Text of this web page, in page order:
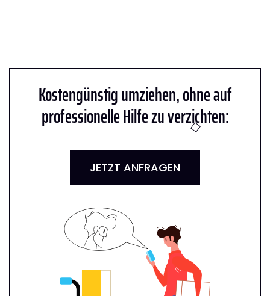
Kostengünstig umziehen, ohne auf
professionelle Hilfe zu verzichten:
JETZT ANFRAGEN